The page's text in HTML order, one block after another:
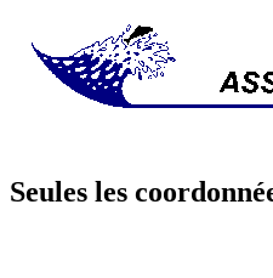
Seules les